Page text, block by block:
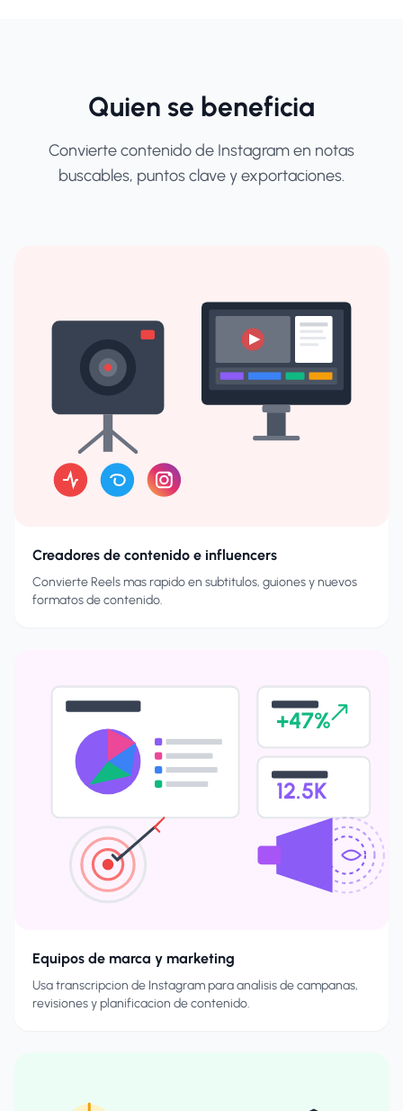
Quien se beneficia
Convierte contenido de Instagram en notas
buscables, puntos clave y exportaciones.
Creadores de contenido e influencers
Convierte Reels mas rapido en subtitulos, guiones y nuevos
formatos de contenido.
+47%
12.5K
Equipos de marca y marketing
Usa transcripcion de Instagram para analisis de campanas,
revisiones y planificacion de contenido.